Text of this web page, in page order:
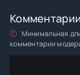
Минимальная
комментарии